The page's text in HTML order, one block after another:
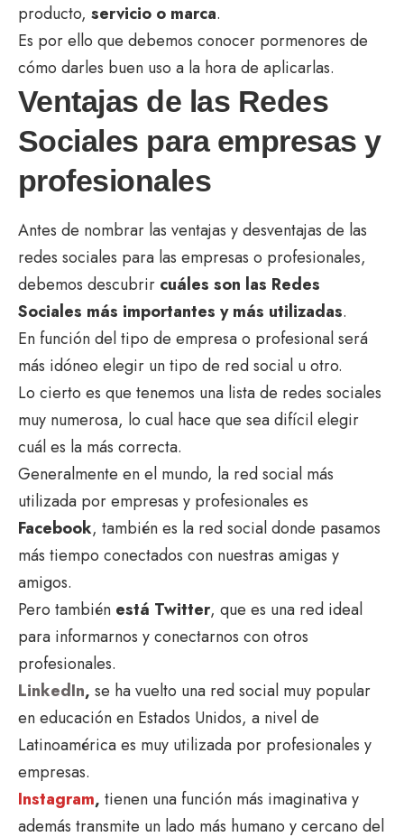
producto, servicio o marca.
Es por ello que debemos conocer pormenores de
cómo darles buen uso a la hora de aplicarlas.
Ventajas de las Redes
Sociales para empresas y
profesionales
Antes de nombrar las ventajas y desventajas de las
redes sociales para las empresas o profesionales,
debemos descubrir cuáles son las Redes
Sociales más importantes y más utilizadas.
En función del tipo de empresa o profesional será
más idóneo elegir un tipo de red social u otro.
Lo cierto es que tenemos una lista de redes sociales
muy numerosa, lo cual hace que sea difícil elegir
cuál es la más correcta.
Generalmente en el mundo, la red social más
utilizada por empresas y profesionales es
Facebook, también es la red social donde pasamos
más tiempo conectados con nuestras amigas y
amigos.
Pero también está Twitter, que es una red ideal
para informarnos y conectarnos con otros
profesionales.
LinkedIn, se ha vuelto una red social muy popular
en educación en Estados Unidos, a nivel de
Latinoamérica es muy utilizada por profesionales y
empresas.
Instagram, tienen una función más imaginativa y
además transmite un lado más humano y cercano del